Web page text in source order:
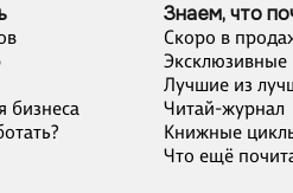
бизнеса
Знаем, что
Скоро в
Эксклюзивные
Лучшие из
Читай-журнал
Книжные
Что ещё